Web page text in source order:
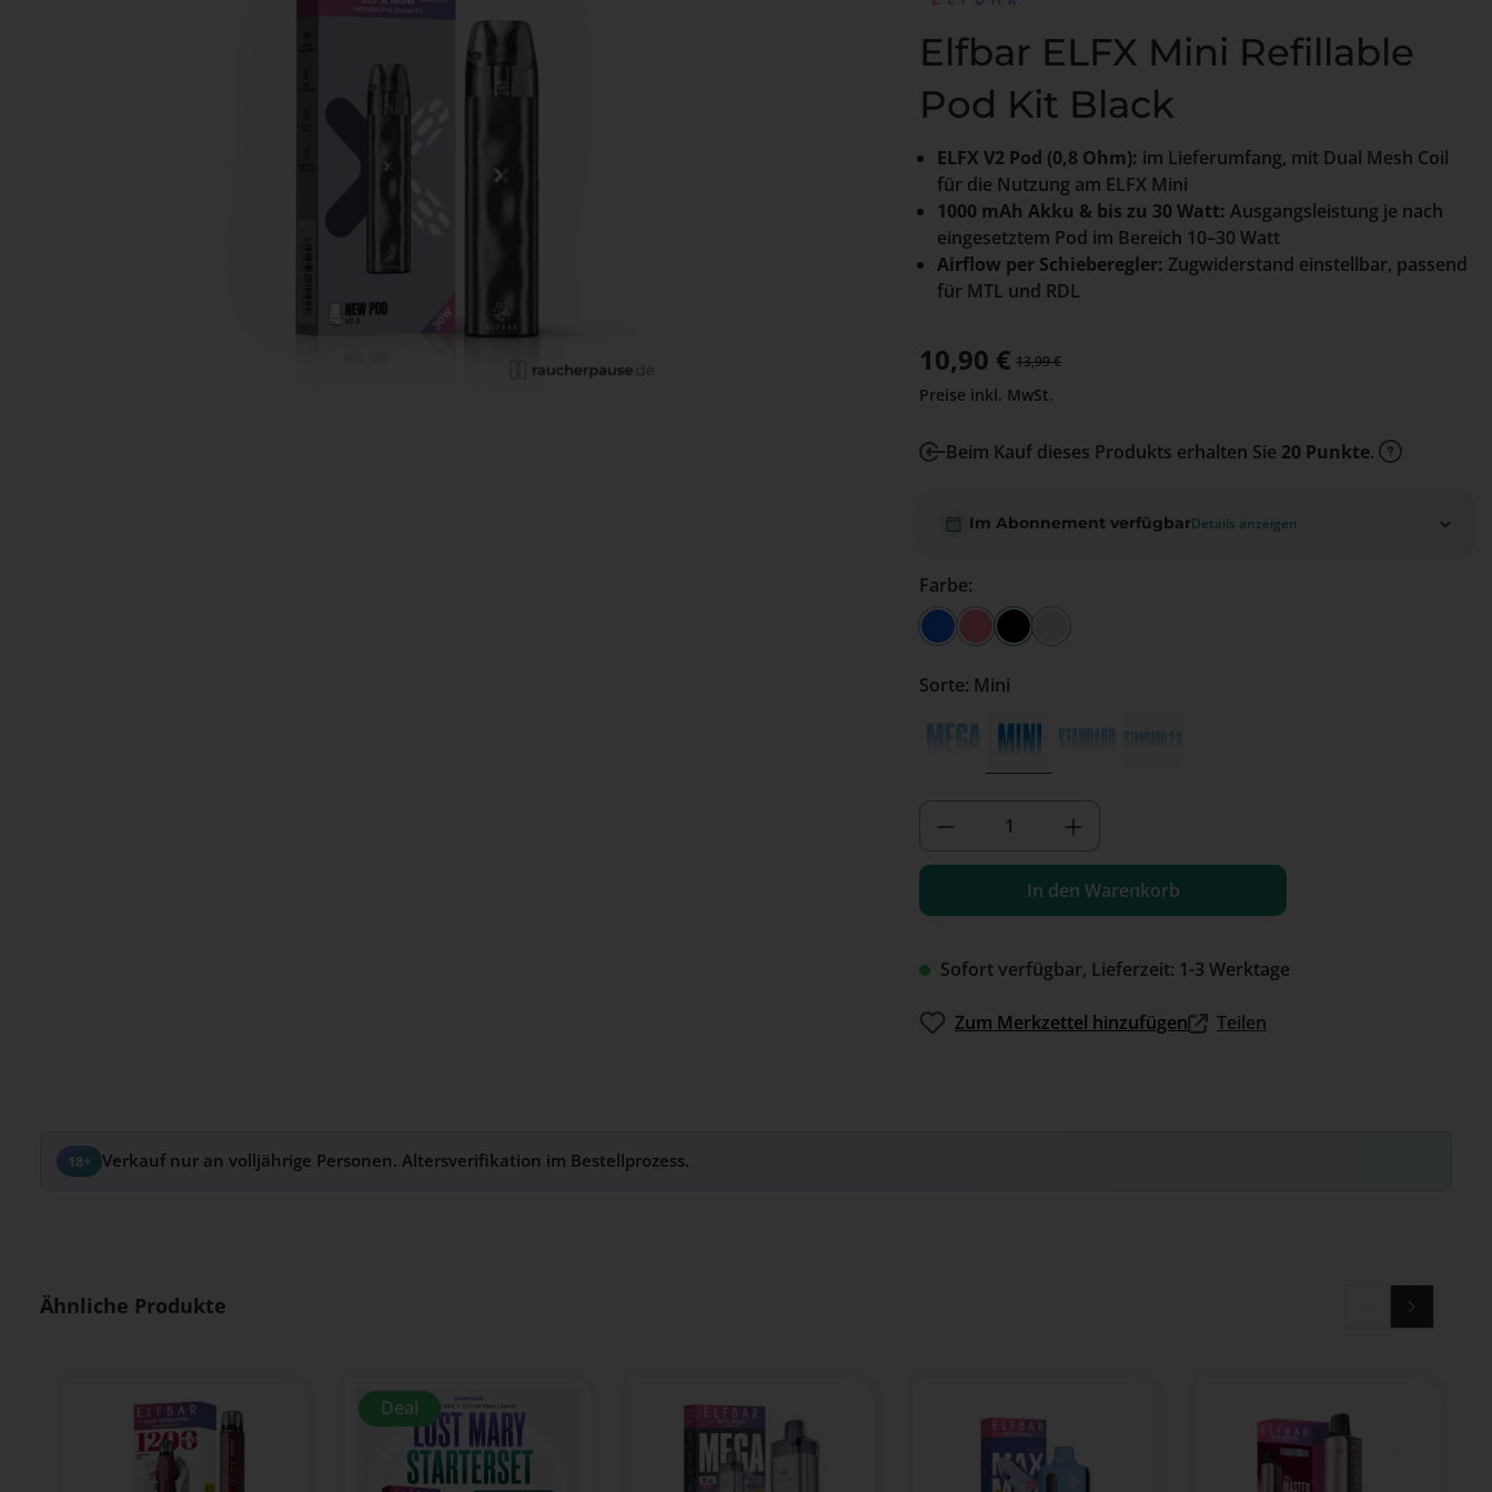
Elfbar ELFX Mini Refillable
Pod Kit Black
ELFX V2 Pod (0,8 Ohm): im Lieferumfang, mit Dual Mesh Coil
für die Nutzung am ELFX Mini
1000 mAh Akku & bis zu 30 Watt: Ausgangsleistung je nach
eingesetztem Pod im Bereich 10–30 Watt
Airflow per Schieberegler: Zugwiderstand einstellbar, passend
für MTL und RDL
Verkaufspreis:
10,90 € Regulärer Preis:
13,99 €
Preise inkl. MwSt.
Beim Kauf dieses Produkts erhalten Sie 20 Punkte.
Im Abonnement verfügbarDetails anzeigen
Sofort verfügbar, Lieferzeit: 1-3 Werktage
Farbe:
BlauPinkSchwarz
Sorte: Mini
Mini
Produkt Anzahl: Gib den gewünschten
In den Warenkorb
Zum Merkzettel hinzufügen Teilen
18+ Verkauf nur an volljährige Personen. Altersverifikation im Bestellprozess.
Produktgalerie überspringen
Ähnliche Produkte
Deal